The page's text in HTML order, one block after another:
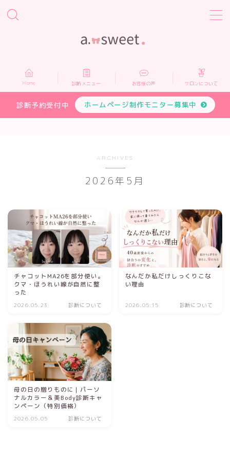
Home
診断メニュー
お申し込み
Home 診断メニュー お客様の声 サロンについて
診断予約受付中 ホームページ制作モニター募集中
ARCHIVES
2026年5月
チャコットMA26を部分使い。
クマ・ほうれい線が自然に整
った
2026.05.23 診断について
なんだか私だけしっくりこな
い理由
2026.05.15 診断について
母の日の贈りものに｜パーソ
ナルカラー＆美Body診断キャ
ンペーン（特別価格）
2026.05.05 診断について